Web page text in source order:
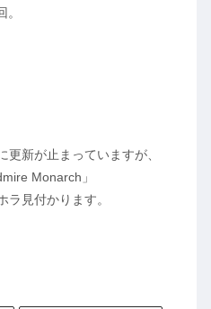
新が止まっていますが、
Monarch」
ラ見付かります。